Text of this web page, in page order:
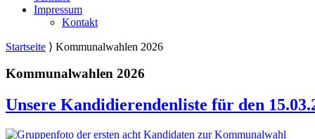
Impressum
Kontakt
Startseite ⟩ Kommunalwahlen 2026
Kommunalwahlen 2026
Unsere Kandidierendenliste für den